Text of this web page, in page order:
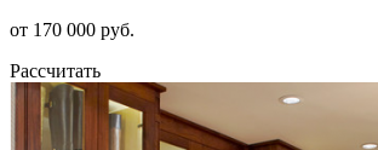
от 170 000 руб.
Рассчитать